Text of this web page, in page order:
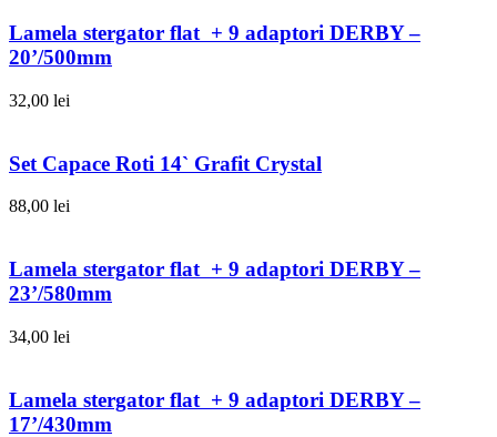
Lamela stergator flat + 9 adaptori DERBY –
20’/500mm
32,00 lei
Set Capace Roti 14` Grafit Crystal
88,00 lei
Lamela stergator flat + 9 adaptori DERBY –
23’/580mm
34,00 lei
Lamela stergator flat + 9 adaptori DERBY –
17’/430mm